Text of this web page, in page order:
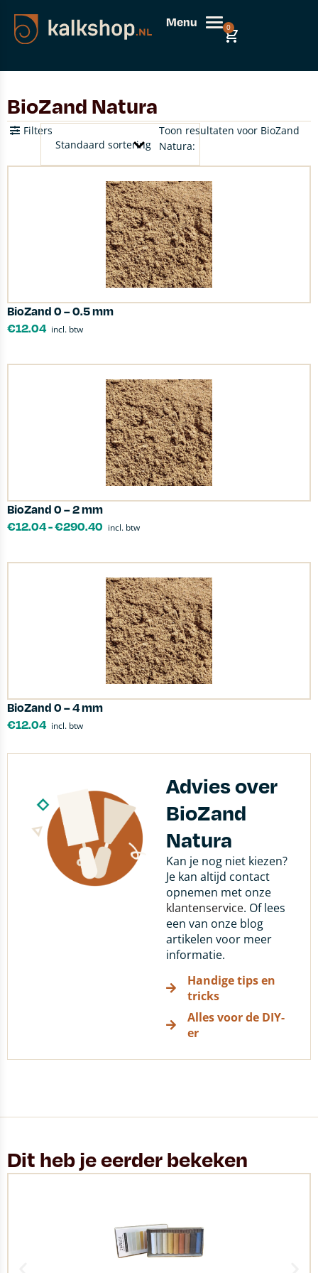
Menu 0
BioZand Natura
Toon resultaten voor BioZand
Natura:
Filters
BioZand 0 – 0.5 mm
€12.04 incl. btw
BioZand 0 – 2 mm
€12.04-€290.40 incl. btw
BioZand 0 – 4 mm
€12.04 incl. btw
Advies over
BioZand
Natura
Kan je nog niet kiezen?
Je kan altijd contact
opnemen met onze
klantenservice. Of lees
een van onze blog
artikelen voor meer
informatie.
Handige tips en
tricks
Alles voor de DIY-
er
Dit heb je eerder bekeken